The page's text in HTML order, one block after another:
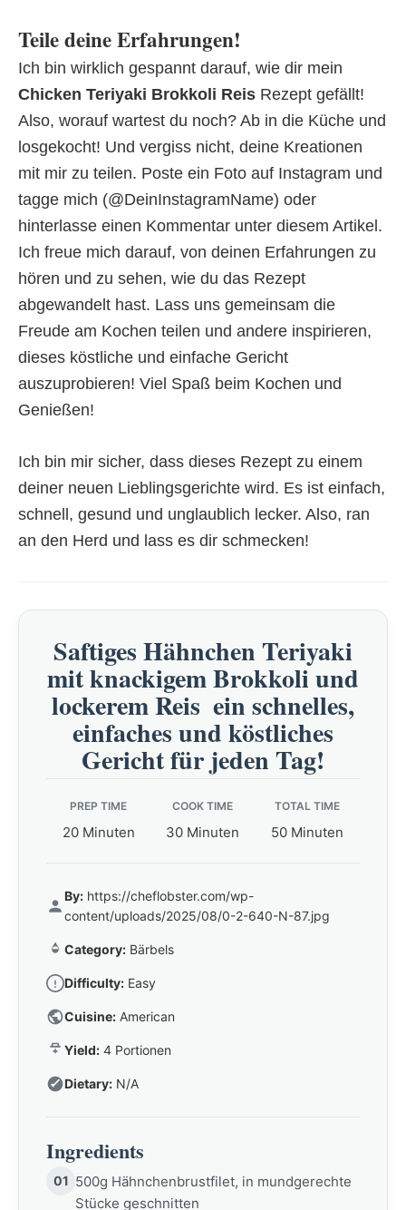
Teile deine Erfahrungen!
Ich bin wirklich gespannt darauf, wie dir mein
Chicken Teriyaki Brokkoli Reis Rezept gefällt!
Also, worauf wartest du noch? Ab in die Küche und
losgekocht! Und vergiss nicht, deine Kreationen
mit mir zu teilen. Poste ein Foto auf Instagram und
tagge mich (@DeinInstagramName) oder
hinterlasse einen Kommentar unter diesem Artikel.
Ich freue mich darauf, von deinen Erfahrungen zu
hören und zu sehen, wie du das Rezept
abgewandelt hast. Lass uns gemeinsam die
Freude am Kochen teilen und andere inspirieren,
dieses köstliche und einfache Gericht
auszuprobieren! Viel Spaß beim Kochen und
Genießen!
Ich bin mir sicher, dass dieses Rezept zu einem
deiner neuen Lieblingsgerichte wird. Es ist einfach,
schnell, gesund und unglaublich lecker. Also, ran
an den Herd und lass es dir schmecken!
Saftiges Hähnchen Teriyaki
mit knackigem Brokkoli und
lockerem Reis  ein schnelles,
einfaches und köstliches
Gericht für jeden Tag!
PREP TIME
20 Minuten
COOK TIME
30 Minuten
TOTAL TIME
50 Minuten
By: https://cheflobster.com/wp-
content/uploads/2025/08/0-2-640-N-87.jpg
Category: Bärbels
Difficulty: Easy
Cuisine: American
Yield: 4 Portionen
Dietary: N/A
Ingredients
01 500g Hähnchenbrustfilet, in mundgerechte
Stücke geschnitten